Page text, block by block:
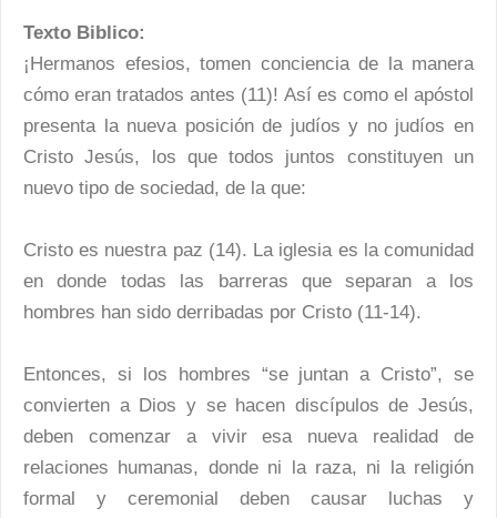
Texto Biblico:
¡Hermanos efesios, tomen conciencia de la manera
cómo eran tratados antes (11)! Así es como el apóstol
presenta la nueva posición de judíos y no judíos en
Cristo Jesús, los que todos juntos constituyen un
nuevo tipo de sociedad, de la que:
Cristo es nuestra paz (14). La iglesia es la comunidad
en donde todas las barreras que separan a los
hombres han sido derribadas por Cristo (11-14).
Entonces, si los hombres “se juntan a Cristo”, se
convierten a Dios y se hacen discípulos de Jesús,
deben comenzar a vivir esa nueva realidad de
relaciones humanas, donde ni la raza, ni la religión
formal y ceremonial deben causar luchas y